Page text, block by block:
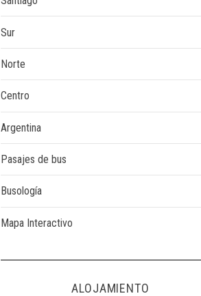
Sur
Norte
Centro
Argentina
Pasajes de bus
Busología
Mapa Interactivo
ALOJAMIENTO